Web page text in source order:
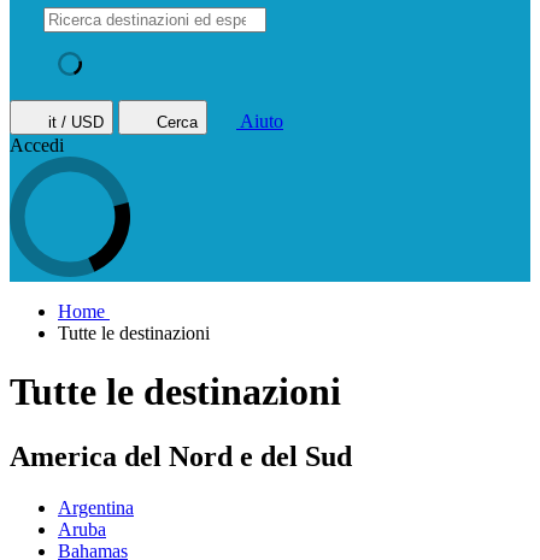
it / USD Cerca
Aiuto
Accedi
Home
Tutte le destinazioni
Tutte le destinazioni
America del Nord e del Sud
Argentina
Aruba
Bahamas